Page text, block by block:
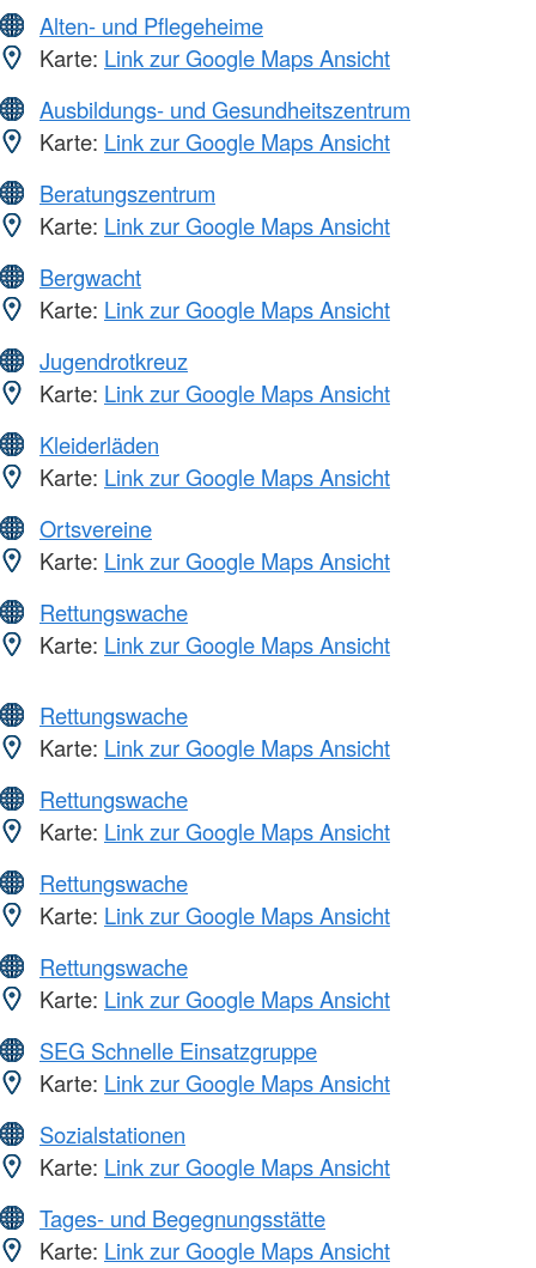
Alten- und Pflegeheime
Karte: Link zur Google Maps Ansicht
Ausbildungs- und Gesundheitszentrum
Karte: Link zur Google Maps Ansicht
Beratungszentrum
Karte: Link zur Google Maps Ansicht
Bergwacht
Karte: Link zur Google Maps Ansicht
Jugendrotkreuz
Karte: Link zur Google Maps Ansicht
Kleiderläden
Karte: Link zur Google Maps Ansicht
Ortsvereine
Karte: Link zur Google Maps Ansicht
Rettungswache
Karte: Link zur Google Maps Ansicht
Rettungswache
Karte: Link zur Google Maps Ansicht
Rettungswache
Karte: Link zur Google Maps Ansicht
Rettungswache
Karte: Link zur Google Maps Ansicht
Rettungswache
Karte: Link zur Google Maps Ansicht
SEG Schnelle Einsatzgruppe
Karte: Link zur Google Maps Ansicht
Sozialstationen
Karte: Link zur Google Maps Ansicht
Tages- und Begegnungsstätte
Karte: Link zur Google Maps Ansicht